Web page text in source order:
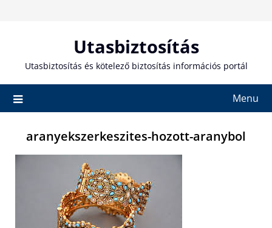
Utasbiztosítás
Utasbiztosítás és kötelező biztosítás információs portál
Menu
aranyekszerkeszites-hozott-aranybol